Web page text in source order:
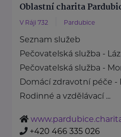
Oblastní charita
V Ráji 732 Pardubice
Seznam služeb
Pečovatelská služba -
Pečovatelská služba -
Domácí zdravotní péče -
Rodinné a vzdělávací ...
+420 466 335 026